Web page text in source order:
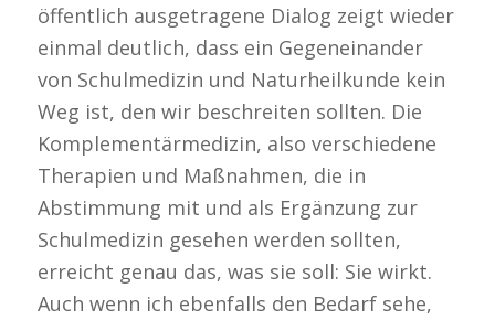
öffentlich ausgetragene Dialog zeigt wieder
einmal deutlich, dass ein Gegeneinander
von Schulmedizin und Naturheilkunde kein
Weg ist, den wir beschreiten sollten. Die
Komplementärmedizin, also verschiedene
Therapien und Maßnahmen, die in
Abstimmung mit und als Ergänzung zur
Schulmedizin gesehen werden sollten,
erreicht genau das, was sie soll: Sie wirkt.
Auch wenn ich ebenfalls den Bedarf sehe,